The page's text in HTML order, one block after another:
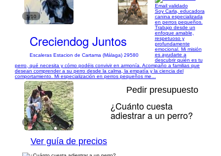
1/10
Creciendog Juntos
Escaleras Estacion de Cartama (Málaga) 29580
Email validado
Soy Carla, educadora
canina especializada
en perros pequeños.
Trabajo desde un
enfoque amable,
respetuoso y
profundamente
emocional. Mi misión
es ayudarte a
descubrir quién es tu
perro, qué necesita y cómo podéis convivir en armonía. Acompaño a familias que
desean comprender a su perro desde la calma, la empatía y la ciencia del
comportamiento. Mi especialización en perros pequeños me...
1/6
Pedir presupuesto
¿Cuánto cuesta
adiestrar a un perro?
Ver guía de precios